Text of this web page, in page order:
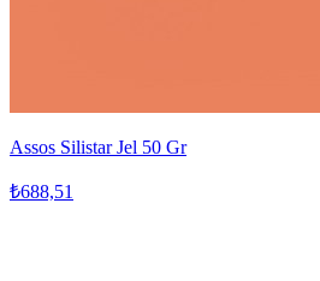
Assos Silistar Jel 50 Gr
₺688,51